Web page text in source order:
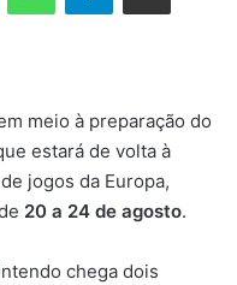
meio à preparação do
estará de volta à
jogos da Europa,
20 a 24 de agosto.
chega dois